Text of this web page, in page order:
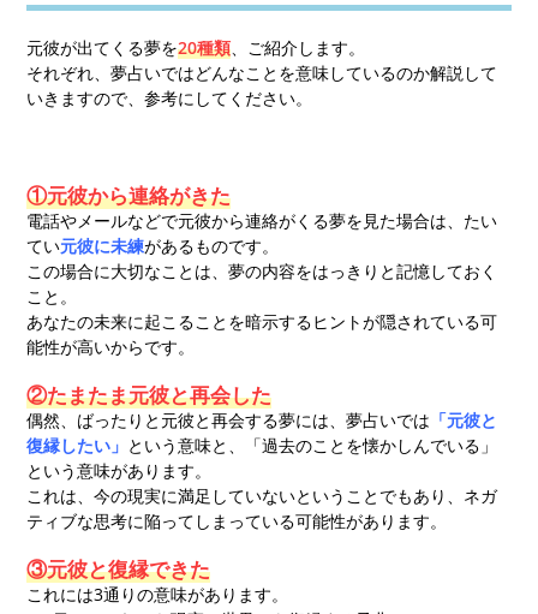
元彼が出てくる夢を20種類、ご紹介します。
それぞれ、夢占いではどんなことを意味しているのか解説して
いきますので、参考にしてください。
①元彼から連絡がきた
電話やメールなどで元彼から連絡がくる夢を見た場合は、たい
てい元彼に未練があるものです。
この場合に大切なことは、夢の内容をはっきりと記憶しておく
こと。
あなたの未来に起こることを暗示するヒントが隠されている可
能性が高いからです。
②たまたま元彼と再会した
偶然、ばったりと元彼と再会する夢には、夢占いでは 「元彼と
復縁したい」 という意味と、「過去のことを懐かしんでいる」
という意味があります。
これは、今の現実に満足していないということでもあり、ネガ
ティブな思考に陥ってしまっている可能性があります。
③元彼と復縁できた
これには3通りの意味があります。